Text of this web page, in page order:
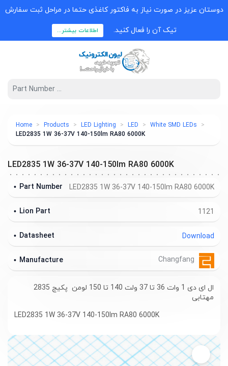
دوستان عزیز در صورت نیاز به فاکتور کاغذی حتما در مراحل ثبت سفارش
تیک آن را فعال کنید. اطلاعات بیشتر...
Home Products LED Lighting LED
White SMD LEDs
LED2835 1W 36-37V 140-150lm RA80 6000K
LED2835 1W 36-37V 140-150lm RA80 6000K
LED2835 1W 36-37V 140-150lm RA80 6000K
Part Number
1121
Lion Part
Download
Datasheet
Manufacture
ال ای دی 1 وات 36 تا 37 ولت 140 تا 150 لومن پکیج 2835
مهتابی
LED2835 1W 36-37V 140-150lm RA80 6000K